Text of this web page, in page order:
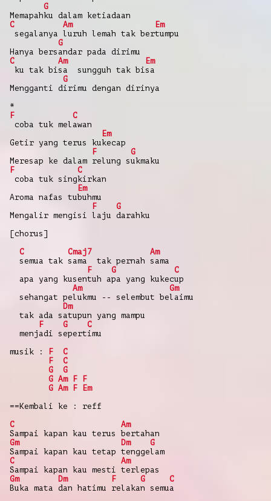
G
Memapahku dalam ketiadaan
C
Am
Em
segalanya luruh lemah tak bertumpu
G
Hanya bersandar pada dirimu
C
Am
Em
ku tak bisa sungguh tak bisa
G
Mengganti dirimu dengan dirinya
*
F
C
coba tuk melawan
Em
Getir yang terus kukecap
F
G
Meresap ke dalam relung sukmaku
F
C
coba tuk singkirkan
Em
Aroma nafas tubuhmu
F
G
Mengalir mengisi laju darahku
[chorus]
C
Cmaj7
Am
semua tak sama tak pernah sama
F
G
C
apa yang kusentuh apa yang kukecup
Am
Gm
sehangat pelukmu -- selembut belaimu
Dm
tak ada satupun yang mampu
F
G
C
menjadi sepertimu
musik :
F
C
F
C
G
G
G Am F
F
G Am F
Em
==Kembali ke : reff
C
Am
Sampai kapan kau terus bertahan
Gm
Dm
G
Sampai kapan kau tetap tenggelam
C
Am
Sampai kapan kau mesti terlepas
Gm
Dm F G
C
Buka mata dan hatimu relakan semua